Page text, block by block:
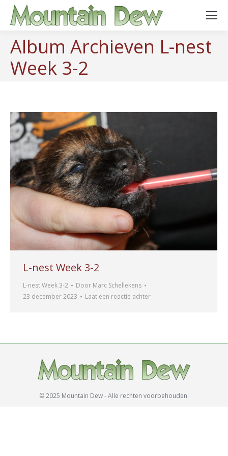
Album Archieven L-nest
Week 3-2
L-nest Week 3-2
L-nest Week 3-2 Door Marc Schellekens
23 december 2023
Laat een reactie achter
© 2025 Mountain Dew - Alle rechten voorbehouden.